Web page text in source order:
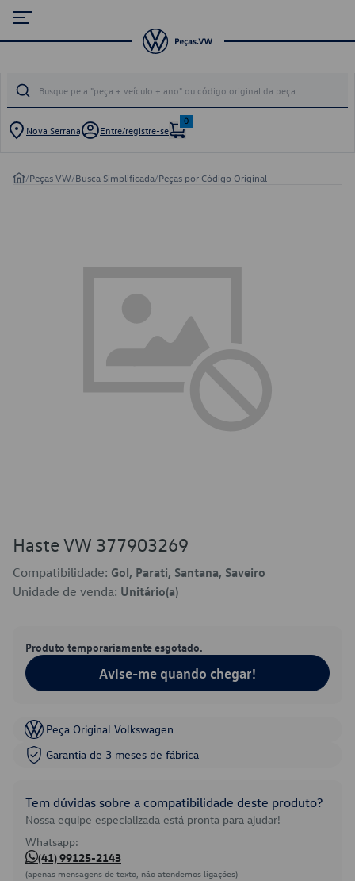
Nova Serrana Entre/registre-se
0
/Peças VW/Busca Simplificada/Peças por Código Original
Haste VW 377903269
Compatibilidade: Gol, Parati, Santana, Saveiro
Unidade de venda: Unitário(a)
Produto temporariamente esgotado.
Avise-me quando chegar!
Peça Original Volkswagen
Garantia de 3 meses de fábrica
Tem dúvidas sobre a compatibilidade deste produto?
Nossa equipe especializada está pronta para ajudar!
Whatsapp:
(41) 99125-2143
(apenas mensagens de texto, não atendemos ligações)